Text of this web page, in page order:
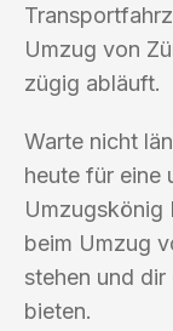
Umzug von
zügig abläuft.
Warte nicht
heute für eine
Umzugskönig
beim Umzug
stehen und
bieten.